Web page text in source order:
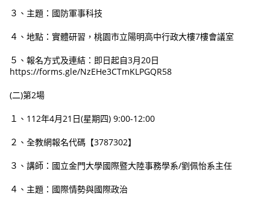
３、主題：國防軍事科技
４、地點：實體研習，桃園市立陽明高中行政大樓7樓會議室
５、報名方式及連結：即日起自3月20日
https://forms.gle/NzEHe3CTmKLPGQR58
(二)第2場
１、112年4月21日(星期四) 9:00-12:00
２、全教網報名代碼【3787302】
３、講師：國立金門大學國際暨大陸事務學系/劉佩怡系主任
４、主題：國際情勢與國際政治